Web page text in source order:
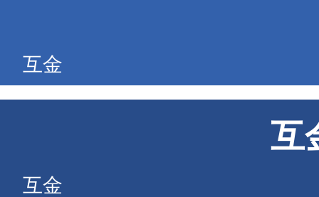
互金
互
互金